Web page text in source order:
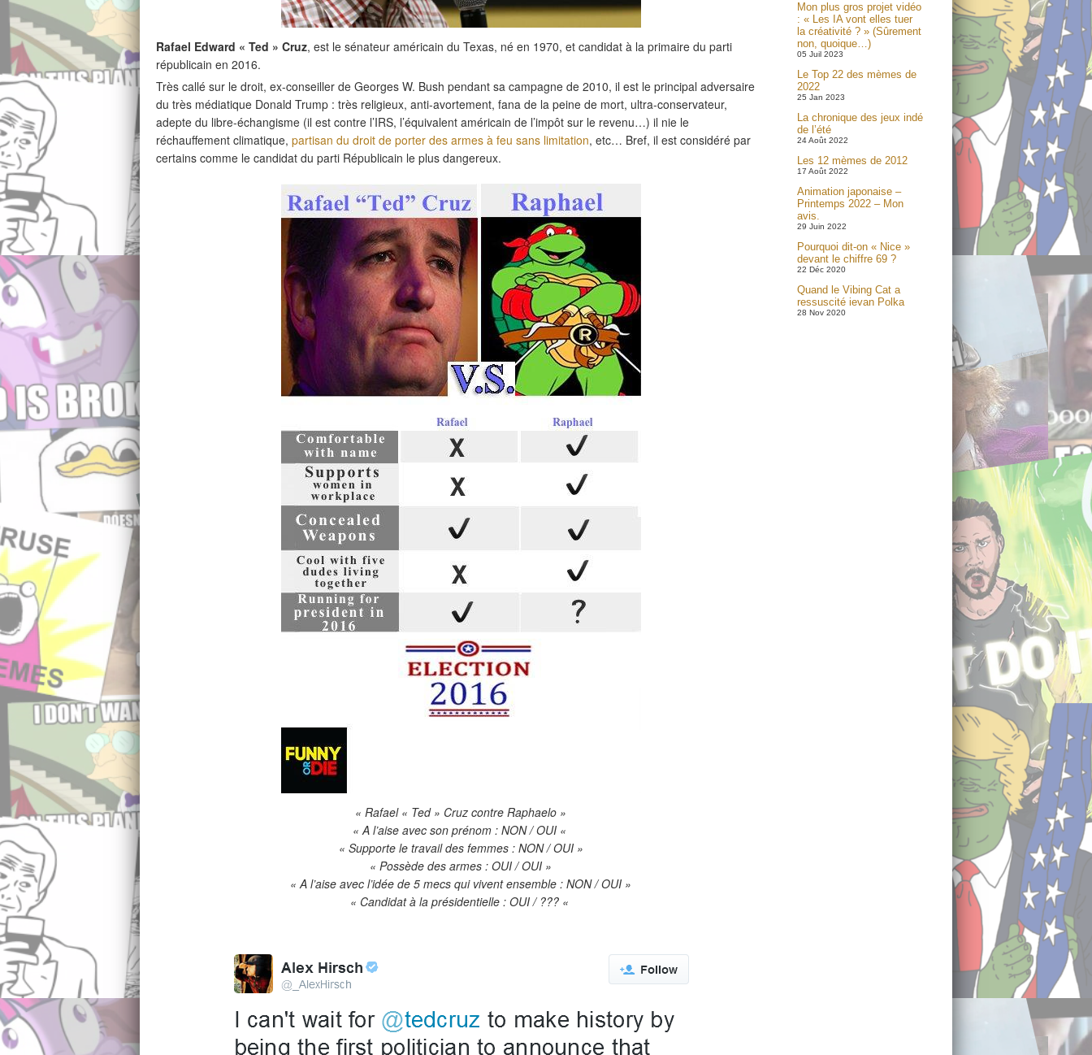
Rafael Edward « Ted » Cruz, est le sénateur américain du Texas, né en 1970, et candidat à la primaire du parti
républicain en 2016.
Très callé sur le droit, ex-conseiller de Georges W. Bush pendant sa campagne de 2010, il est le principal adversaire
du très médiatique Donald Trump : très religieux, anti-avortement, fana de la peine de mort, ultra-conservateur,
adepte du libre-échangisme (il est contre l’IRS, l’équivalent américain de l’impôt sur le revenu…) il nie le
réchauffement climatique, partisan du droit de porter des armes à feu sans limitation, etc… Bref, il est considéré par
certains comme le candidat du parti Républicain le plus dangereux.
« Rafael « Ted » Cruz contre Raphaelo »
« A l’aise avec son prénom : NON / OUI «
« Supporte le travail des femmes : NON / OUI »
« Possède des armes : OUI / OUI »
« A l’aise avec l’idée de 5 mecs qui vivent ensemble : NON / OUI »
« Candidat à la présidentielle : OUI / ??? «
Mon plus gros projet vidéo
: « Les IA vont elles tuer
la créativité ? » (Sûrement
non, quoique…)
05 Juil 2023
Le Top 22 des mèmes de
2022
25 Jan 2023
La chronique des jeux indé
de l’été
24 Août 2022
Les 12 mèmes de 2012
17 Août 2022
Animation japonaise –
Printemps 2022 – Mon
avis.
29 Juin 2022
Pourquoi dit-on « Nice »
devant le chiffre 69 ?
22 Déc 2020
Quand le Vibing Cat a
ressuscité ievan Polka
28 Nov 2020